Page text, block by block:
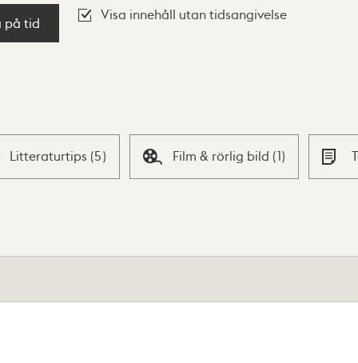
på tid
Visa innehåll utan tidsangivelse
Litteraturtips (5) Film & rörlig bild (1)